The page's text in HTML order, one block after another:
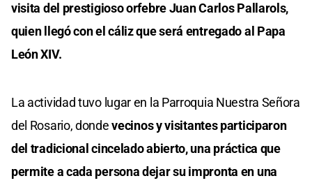
visita del prestigioso orfebre Juan Carlos Pallarols,
quien llegó con el cáliz que será entregado al Papa
León XIV.
La actividad tuvo lugar en la Parroquia Nuestra Señora
del Rosario, dondevecinos y visitantes participaron
del tradicional cincelado abierto, una práctica que
permite a cada persona dejar su impronta en una